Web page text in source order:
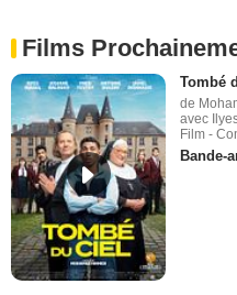
Films
Tombé
de
avec
Film -
Bande-